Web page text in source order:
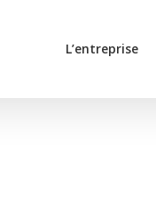
L’entreprise